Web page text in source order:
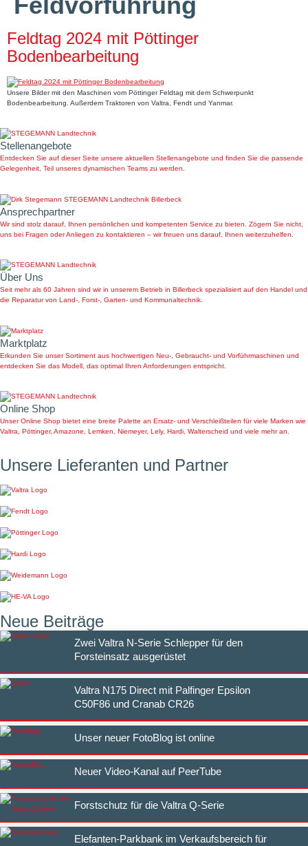
Feldtag 2024 mit Pöttinger
Bodenbearbeitung
Unsere Bilder mit den Maschinen vom Pöttinger Feldtag mit dem Schwerpunkt
Bodenbearbeitung. Außerdem Traktoren von Valtra, Fendt und Yanmar.
Stellenangebote
Entdecken Sie auf dieser Seite unsere aktuellen Stellenangebote und finden Sie die passende
Gelegenheit, Teil unseres dynamischen Teams zu werden.
Ansprechpartner
Wir sind stolz darauf, Ihnen persönlichen und kompetenten Service zu bieten. Zögern Sie nicht,
uns bei Fragen oder Anliegen zu kontaktieren – wir freuen uns darauf, Ihnen weiterzuhelfen.
Über Uns
Seit mehr als 60 Jahren sind wir in unserem Betrieb in Billerbeck spezialisiert auf den Handel und
die Reparatur von Land-, Forst-, Garten- und Kommunaltechnik.
Marktplatz
Erkunden Sie unser Sortiment aus hochwertigen Neu-, Gebraucht- und Vorführmaschinen und
entdecken Sie das Modell, das optimal Ihren Anforderungen entspricht.
Online Shop
Unser Online Shop bietet eine breite Palette an Ersatz- und Verschleißteilen für viele Marken wie
Valtra, Pöttinger, Amazone, Lemken, Niemeyer, Lely, Hardi, Walterscheid und viele mehr an.
Unsere Lieferanten und Partner
Neue Beiträge
Zwei Valtra N-Serie Schlepper für den
Forsteinsatz ausgerüstet
Valtra N175 Direct mit Palfinger Epsilon
C50F86 und Cranab CR26
Unser neuer FotoBlog ist online
Neuer Video-Kanal auf PeerTube
Forstschutz für die Valtra Q-Serie
Elefanten-Parkbank im Verkaufsbereich für